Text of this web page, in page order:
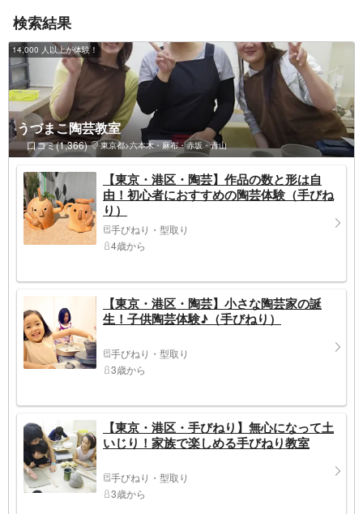
検索結果
14,000 人以上が体験！
うづまこ陶芸教室
口コミ(1,366) 東京都>六本木・麻布・赤坂・青山
【東京・港区・陶芸】作品の数と形は自
由！初心者におすすめの陶芸体験（手びね
り）
手びねり・型取り
4歳から
【東京・港区・陶芸】小さな陶芸家の誕
生！子供陶芸体験♪（手びねり）
手びねり・型取り
3歳から
【東京・港区・手びねり】無心になって土
いじり！家族で楽しめる手びねり教室
手びねり・型取り
3歳から